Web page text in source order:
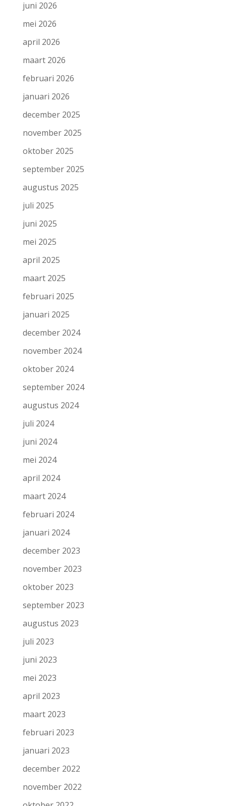
juni 2026
mei 2026
april 2026
maart 2026
februari 2026
januari 2026
december 2025
november 2025
oktober 2025
september 2025
augustus 2025
juli 2025
juni 2025
mei 2025
april 2025
maart 2025
februari 2025
januari 2025
december 2024
november 2024
oktober 2024
september 2024
augustus 2024
juli 2024
juni 2024
mei 2024
april 2024
maart 2024
februari 2024
januari 2024
december 2023
november 2023
oktober 2023
september 2023
augustus 2023
juli 2023
juni 2023
mei 2023
april 2023
maart 2023
februari 2023
januari 2023
december 2022
november 2022